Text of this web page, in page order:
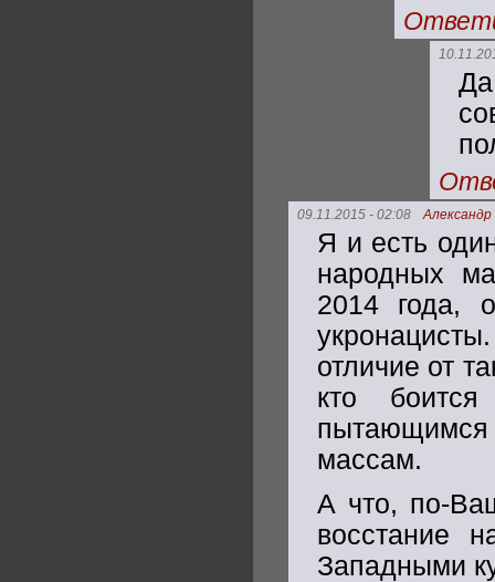
09.11.2015 - 02:08
Я и есть
народных
2014 года,
отличие от
кто
пытающимся
массам.
А что, по-
восстание
Западными